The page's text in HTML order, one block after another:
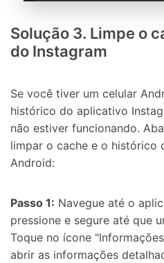
Solução 3. Limpe o
do Instagram
Se você tiver um celular
histórico do aplicativo
não estiver funcionando.
limpar o cache e o histórico
Android:
Passo 1: Navegue até o
pressione e segure até que
Toque no ícone
abrir as informações